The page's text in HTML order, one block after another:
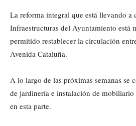
La reforma integral que está llevando a
Infraestructuras del Ayuntamiento está
permitido restablecer la circulación
Avenida Cataluña.
A lo largo de las próximas semanas se
de jardinería e instalación de mobiliario
en esta parte.